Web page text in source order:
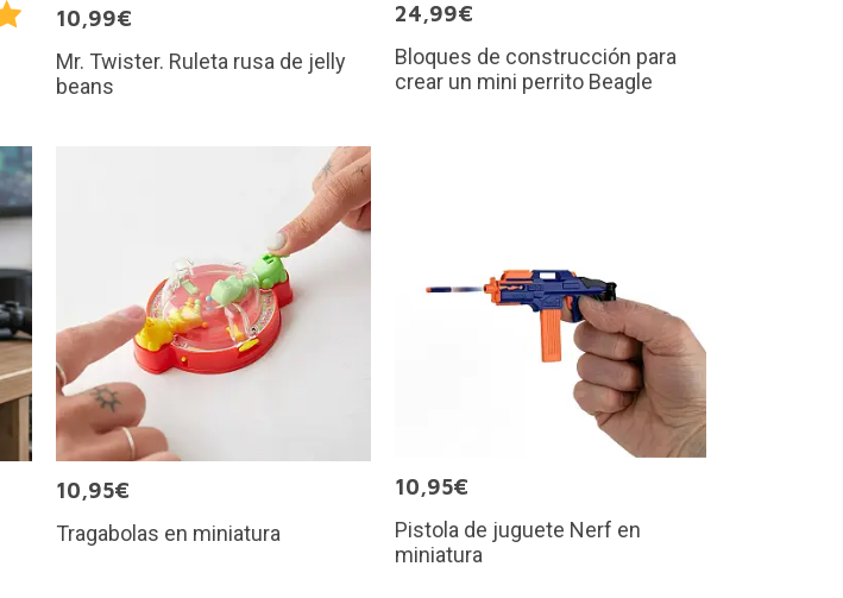
10,99€
Mr. Twister. Ruleta rusa de jelly
beans
24,99€
Bloques de construcción para
crear un mini perrito Beagle
10,95€
Tragabolas en miniatura
10,95€
Pistola de juguete Nerf en
miniatura